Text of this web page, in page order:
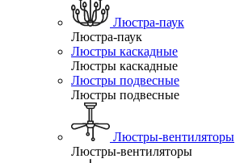
Люстра-паук
Люстра-паук
Люстры каскадные
Люстры каскадные
Люстры подвесные
Люстры подвесные
Люстры-вентиляторы
Люстры-вентиляторы